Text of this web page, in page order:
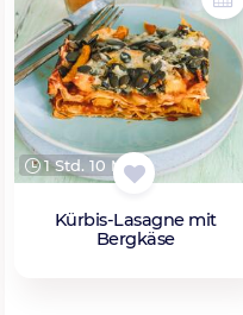
1 Std. 10 Min.
Kürbis-Lasagne mit
Bergkäse